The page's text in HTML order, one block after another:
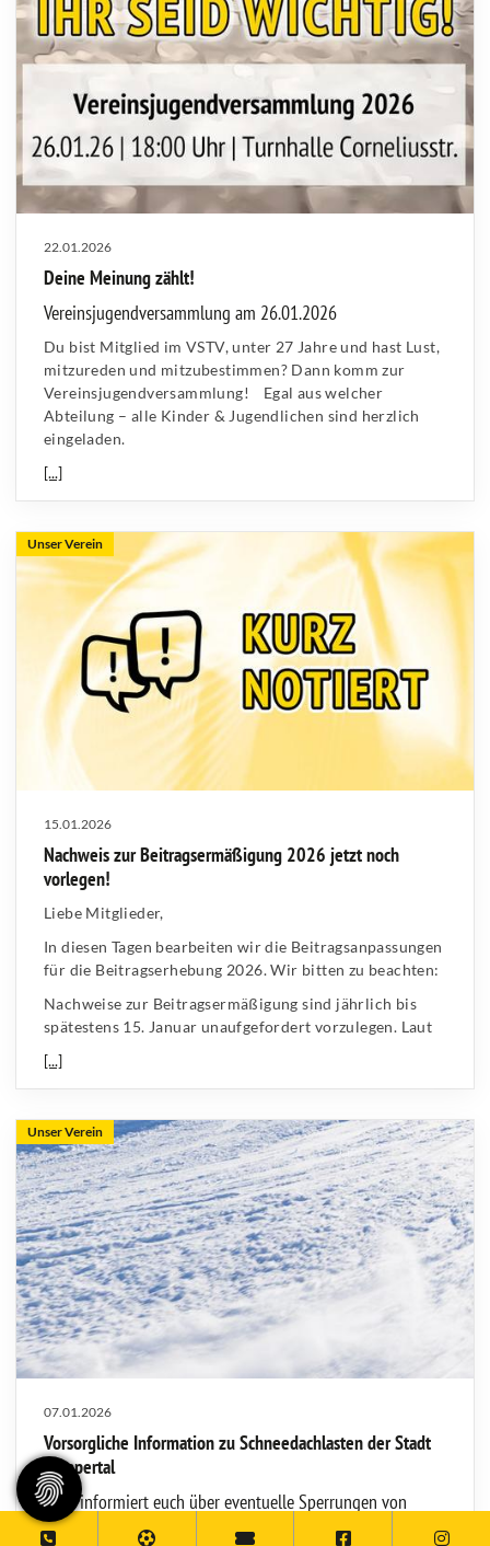
22.01.2026
Deine Meinung zählt!
Vereinsjugendversammlung am 26.01.2026
Du bist Mitglied im VSTV, unter 27 Jahre und hast Lust,
mitzureden und mitzubestimmen? Dann komm zur
Vereinsjugendversammlung! Egal aus welcher
Abteilung – alle Kinder & Jugendlichen sind herzlich
eingeladen.
[...]
Unser Verein
15.01.2026
Nachweis zur Beitragsermäßigung 2026 jetzt noch
vorlegen!
Liebe Mitglieder,
In diesen Tagen bearbeiten wir die Beitragsanpassungen
für die Beitragserhebung 2026. Wir bitten zu beachten:
Nachweise zur Beitragsermäßigung sind jährlich bis
spätestens 15. Januar unaufgefordert vorzulegen. Laut
[...]
Unser Verein
07.01.2026
Vorsorgliche Information zu Schneedachlasten der Stadt
Wuppertal
Bitte informiert euch über eventuelle Sperrungen von
Sport- und Turnhallen